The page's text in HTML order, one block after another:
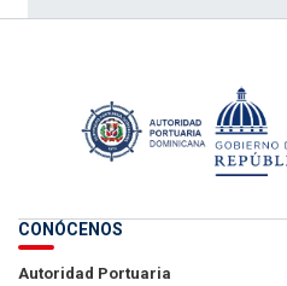
CONÓCENOS
Autoridad Portuaria